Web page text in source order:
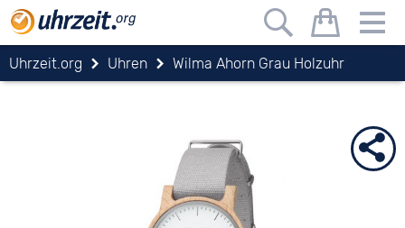
Uhrzeit.org Uhren Wilma Ahorn Grau Holzuhr